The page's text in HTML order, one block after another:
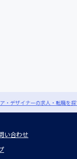
・デザイナーの求人・転職を
い合わせ